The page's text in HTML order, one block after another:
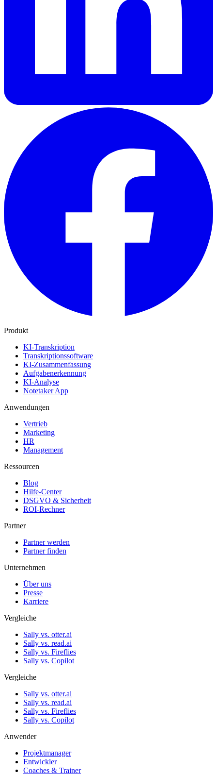
Produkt
KI-Transkription
Transkriptionssoftware
KI-Zusammenfassung
Aufgabenerkennung
KI-Analyse
Notetaker App
Anwendungen
Vertrieb
Marketing
HR
Management
Ressourcen
Blog
Hilfe-Center
DSGVO & Sicherheit
ROI-Rechner
Partner
Partner werden
Partner finden
Unternehmen
Über uns
Presse
Karriere
Vergleiche
Sally vs. otter.ai
Sally vs. read.ai
Sally vs. Fireflies
Sally vs. Copilot
Vergleiche
Sally vs. otter.ai
Sally vs. read.ai
Sally vs. Fireflies
Sally vs. Copilot
Anwender
Projektmanager
Entwickler
Coaches & Trainer